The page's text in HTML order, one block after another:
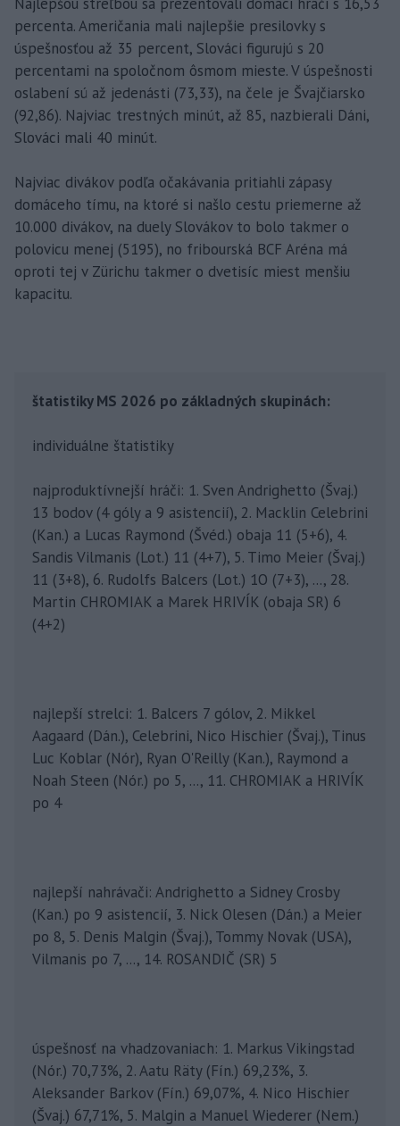
percenta. Američania mali najlepšie presilovky s
úspešnosťou až 35 percent, Slováci figurujú s 20
percentami na spoločnom ôsmom mieste. V úspešnosti
oslabení sú až jedenásti (73,33), na čele je Švajčiarsko
(92,86). Najviac trestných minút, až 85, nazbierali Dáni,
Slováci mali 40 minút.
Najviac divákov podľa očakávania pritiahli zápasy
domáceho tímu, na ktoré si našlo cestu priemerne až
10.000 divákov, na duely Slovákov to bolo takmer o
polovicu menej (5195), no fribourská BCF Aréna má
oproti tej v Zürichu takmer o dvetisíc miest menšiu
kapacitu.
štatistiky MS 2026 po základných skupinách:
individuálne štatistiky
najproduktívnejší hráči: 1. Sven Andrighetto (Švaj.)
13 bodov (4 góly a 9 asistencií), 2. Macklin Celebrini
(Kan.) a Lucas Raymond (Švéd.) obaja 11 (5+6), 4.
Sandis Vilmanis (Lot.) 11 (4+7), 5. Timo Meier (Švaj.)
11 (3+8), 6. Rudolfs Balcers (Lot.) 1O (7+3), ..., 28.
Martin CHROMIAK a Marek HRIVÍK (obaja SR) 6
(4+2)
najlepší strelci: 1. Balcers 7 gólov, 2. Mikkel
Aagaard (Dán.), Celebrini, Nico Hischier (Švaj.), Tinus
Luc Koblar (Nór), Ryan O'Reilly (Kan.), Raymond a
Noah Steen (Nór.) po 5, ..., 11. CHROMIAK a HRIVÍK
po 4
najlepší nahrávači: Andrighetto a Sidney Crosby
(Kan.) po 9 asistencií, 3. Nick Olesen (Dán.) a Meier
po 8, 5. Denis Malgin (Švaj.), Tommy Novak (USA),
Vilmanis po 7, ..., 14. ROSANDIČ (SR) 5
úspešnosť na vhadzovaniach: 1. Markus Vikingstad
(Nór.) 70,73%, 2. Aatu Räty (Fín.) 69,23%, 3.
Aleksander Barkov (Fín.) 69,07%, 4. Nico Hischier
(Švaj.) 67,71%, 5. Malgin a Manuel Wiederer (Nem.)